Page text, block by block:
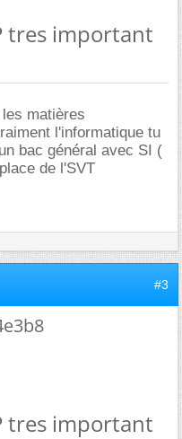
tres important
matières
l'informatique tu
bac général avec SI (
de l'SVT
#3
tres important